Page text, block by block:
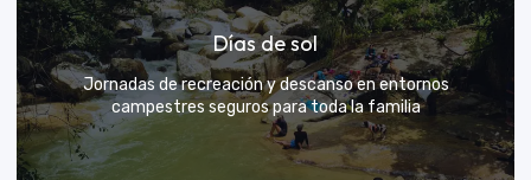
Rutas grupales clásicas
Únete a la manada y descubre nuevos senderos
VER MÁS
Días de sol
Jornadas de recreación y descanso en entornos
campestres seguros para toda la familia